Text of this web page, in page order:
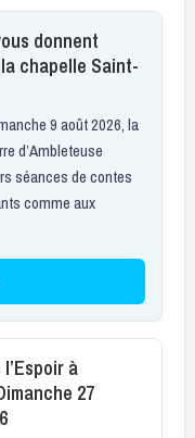
donnent
chapelle Saint-
9 août 2026, la
d’Ambleteuse
séances de contes
comme aux
à
27